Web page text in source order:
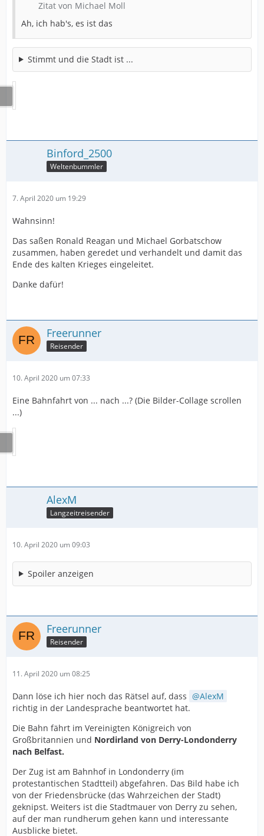
Zitat von Michael Moll
Ah, ich hab's, es ist das
Stimmt und die Stadt ist ...
Binford_2500
Weltenbummler
7. April 2020 um 19:29
Wahnsinn!
Das saßen Ronald Reagan und Michael Gorbatschow
zusammen, haben geredet und verhandelt und damit das
Ende des kalten Krieges eingeleitet.
Danke dafür!
Freerunner
Reisender
10. April 2020 um 07:33
Eine Bahnfahrt von ... nach ...? (Die Bilder-Collage scrollen
...)
AlexM
Langzeitreisender
10. April 2020 um 09:03
Spoiler anzeigen
Freerunner
Reisender
11. April 2020 um 08:25
Dann löse ich hier noch das Rätsel auf, dass
AlexM
richtig in der Landesprache beantwortet hat.
Die Bahn fährt im Vereinigten Königreich von
Großbritannien und Nordirland von Derry-Londonderry
nach Belfast.
Der Zug ist am Bahnhof in Londonderry (im
protestantischen Stadtteil) abgefahren. Das Bild habe ich
von der Friedensbrücke (das Wahrzeichen der Stadt)
geknipst. Weiters ist die Stadtmauer von Derry zu sehen,
auf der man rundherum gehen kann und interessante
Ausblicke bietet.